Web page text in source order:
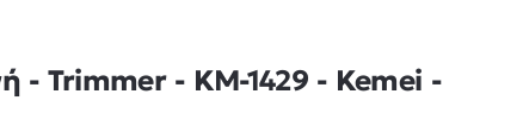
- Trimmer - KM-1429 - Kemei -